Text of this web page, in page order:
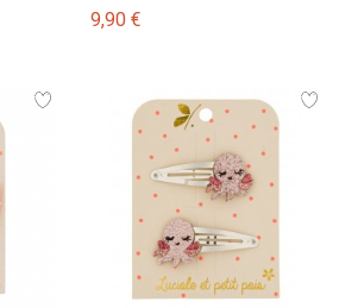
9,90 €